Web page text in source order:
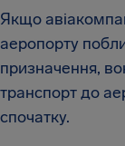
Якщо
аеропорту
призначення,
транспорт до
спочатку.